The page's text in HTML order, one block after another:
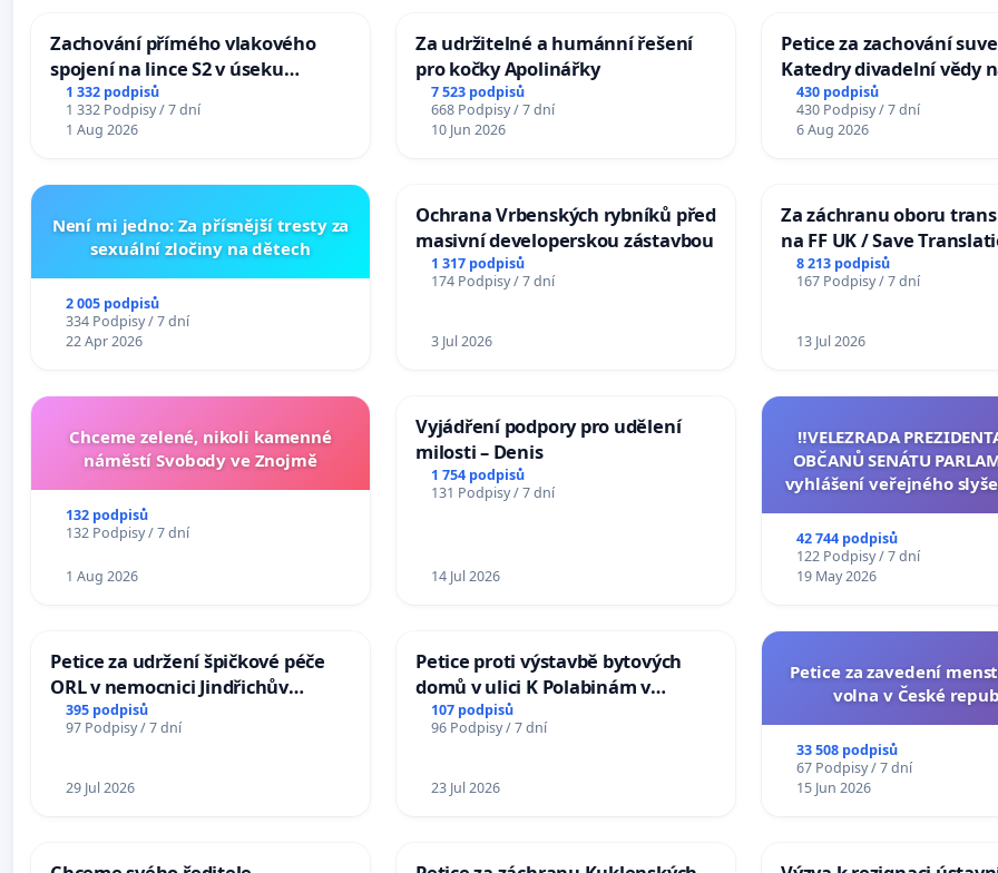
Zachování přímého vlakového
spojení na lince S2 v úseku
Ostrava – Bohumín – Karviná –
Mosty u Jablunkova
1 332 podpisů
1 332 Podpisy / 7 dní
1 Aug 2026
Za udržitelné a humánní řešení
pro kočky Apolinářky
7 523 podpisů
668 Podpisy / 7 dní
10 Jun 2026
Petice za zachování
Katedry divadelní vědy
430 podpisů
430 Podpisy / 7 dní
6 Aug 2026
Není mi jedno: Za přísnější tresty za
sexuální zločiny na dětech
2 005 podpisů
334 Podpisy / 7 dní
22 Apr 2026
Ochrana Vrbenských rybníků před
masivní developerskou zástavbou
1 317 podpisů
174 Podpisy / 7 dní
3 Jul 2026
Za záchranu oboru
na FF UK / Save
Studies at the Faculty of
Charles University
8 213 podpisů
167 Podpisy / 7 dní
13 Jul 2026
Chceme zelené, nikoli kamenné
náměstí Svobody ve Znojmě
132 podpisů
132 Podpisy / 7 dní
1 Aug 2026
Vyjádření podpory pro udělení
milosti – Denis
1 754 podpisů
131 Podpisy / 7 dní
14 Jul 2026
‼️VELEZRADA
OBČANŮ SENÁTU
vyhlášení veřejného
na přijetí usnesení k
žaloby na prezidenta
42 744 podpisů
122 Podpisy / 7 dní
19 May 2026
Petice za udržení špičkové péče
ORL v nemocnici Jindřichův
Hradec
395 podpisů
97 Podpisy / 7 dní
29 Jul 2026
Petice proti výstavbě bytových
domů v ulici K Polabinám v
Pardubicích
107 podpisů
96 Podpisy / 7 dní
23 Jul 2026
Petice za zavedení
volna v České
33 508 podpisů
67 Podpisy / 7 dní
15 Jun 2026